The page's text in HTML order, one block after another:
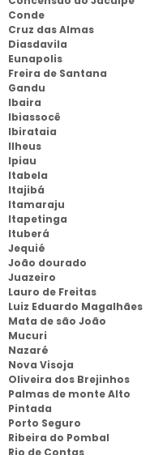
Conde
Cruz das Almas
Diasdavila
Eunapolis
Freira de Santana
Gandu
Ibaira
Ibiassocê
Ibirataia
Ilheus
Ipiau
Itabela
Itajibá
Itamaraju
Itapetinga
Ituberá
Jequié
João dourado
Juazeiro
Lauro de Freitas
Luiz Eduardo Magalhães
Mata de são João
Mucuri
Nazaré
Nova Visoja
Oliveira dos Brejinhos
Palmas de monte Alto
Pintada
Porto Seguro
Ribeira do Pombal
Rio de Contas